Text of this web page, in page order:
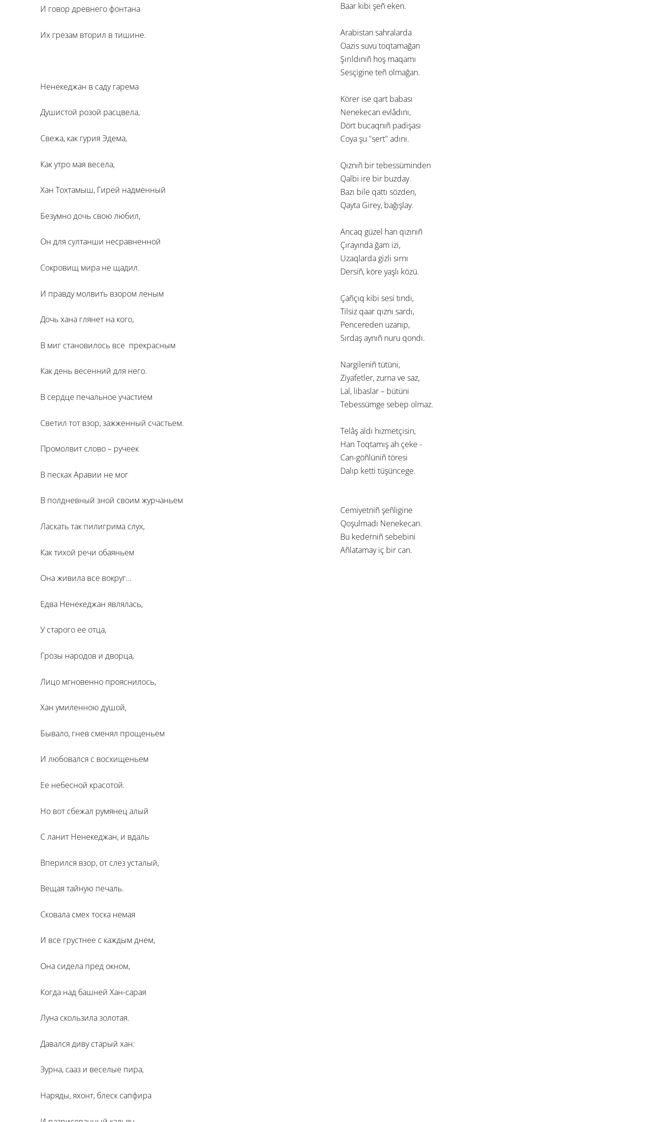
И говор древнего фонтана
Их грезам вторил в тишине.
Ненекеджан в саду гарема
Душистой розой расцвела,
Свежа, как гурия Эдема,
Как утро мая весела,
Хан Тохтамыш, Гирей надменный
Безумно дочь свою любил,
Он для султанши несравненной
Сокровищ мира не щадил.
И правду молвить взором леным
Дочь хана глянет на кого,
В миг становилось все прекрасным
Как день весенний для него.
В сердце печальное участием
Светил тот взор, зажженный счастьем.
Промолвит слово – ручеек
В песках Аравии не мог
В полдневный зной своим журчаньем
Ласкать так пилигрима слух,
Как тихой речи обаяньем
Она живила все вокруг…
Едва Ненекеджан являлась,
У старого ее отца,
Грозы народов и дворца,
Лицо мгновенно прояснилось,
Хан умиленною душой,
Бывало, гнев сменял прощеньем
И любовался с восхищеньем
Ее небесной красотой.
Но вот сбежал румянец алый
С ланит Ненекеджан, и вдаль
Вперился взор, от слез усталый,
Вещая тайную печаль.
Сковала смех тоска немая
И все грустнее с каждым днем,
Она сидела пред окном,
Когда над башней Хан-сарая
Луна скользила золотая.
Давался диву старый хан:
Зурна, сааз и веселые пира,
Наряды, яхонт, блеск сапфира
Baar kibi şeñ eken.
Arabistan sahralarda
Oazis suvu toqtamağan
Şırıldınıñ hoş maqamı
Sesçigine teñ olmağan.
Körer ise qart babası
Nenekecan evlâdını,
Dört bucaqnıñ padişası
Coya şu "sert" adını.
Qıznıñ bir tebessüminden
Qalbi ire bir buzday.
Bazı bile qattı sözden,
Qayta Girey, bağışlay.
Ancaq güzel han qızınıñ
Çırayında ğam izi,
Uzaqlarda gizli sırnı
Dersiñ, köre yaşlı közü.
Çañçıq kibi sesi tındı,
Tilsiz qaar qıznı sardı,
Pencereden uzanıp,
Sırdaş aynıñ nuru qondı.
Nargileniñ tütüni,
Ziyafetler, zurna ve saz,
Lal, libaslar – bütüni
Tebessümge sebep olmaz.
Telâş aldı hızmetçisin,
Han Toqtamış ah çeke -
Can-göñlüniñ töresi
Dalıp ketti tüşüncege.
Cemiyetniñ şeñligine
Qoşulmadı Nenekecan.
Bu kederniñ sebebini
Añlatamay iç bir can.